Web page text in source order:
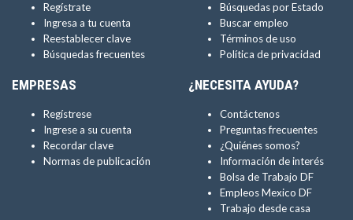
Regístrate
Ingresa a tu cuenta
Reestablecer clave
Búsquedas frecuentes
Búsquedas por Estado
Buscar empleo
Términos de uso
Política de privacidad
EMPRESAS
Regístrese
Ingrese a su cuenta
Recordar clave
Normas de publicación
¿NECESITA AYUDA?
Contáctenos
Preguntas frecuentes
¿Quiénes somos?
Información de interés
Bolsa de Trabajo DF
Empleos Mexico DF
Trabajo desde casa